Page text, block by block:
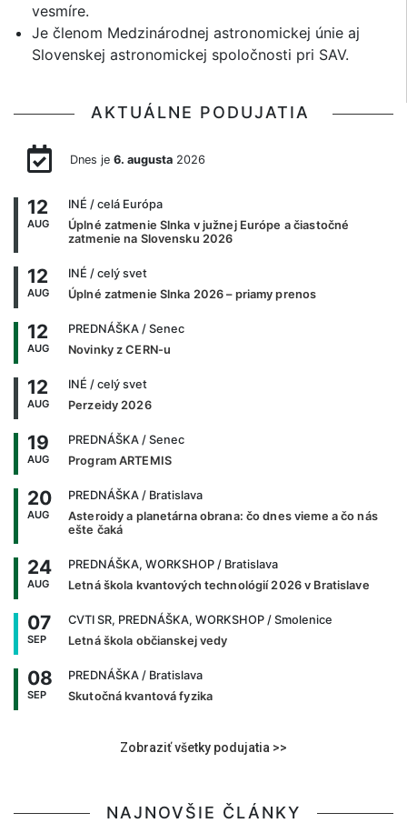
vesmíre.
Je členom Medzinárodnej astronomickej únie aj
Slovenskej astronomickej spoločnosti pri SAV.
AKTUÁLNE PODUJATIA
Dnes je 6. augusta2026
12
AUG
INÉ / celá Európa
Úplné zatmenie Slnka v južnej Európe a čiastočné
zatmenie na Slovensku 2026
12
AUG
INÉ / celý svet
Úplné zatmenie Slnka 2026 – priamy prenos
12
AUG
PREDNÁŠKA / Senec
Novinky z CERN-u
12
AUG
INÉ / celý svet
Perzeidy 2026
19
AUG
PREDNÁŠKA / Senec
Program ARTEMIS
20
AUG
PREDNÁŠKA / Bratislava
Asteroidy a planetárna obrana: čo dnes vieme a čo nás
ešte čaká
24
AUG
PREDNÁŠKA, WORKSHOP / Bratislava
Letná škola kvantových technológií 2026 v Bratislave
07
SEP
CVTI SR, PREDNÁŠKA, WORKSHOP / Smolenice
Letná škola občianskej vedy
08
SEP
PREDNÁŠKA / Bratislava
Skutočná kvantová fyzika
Zobraziť všetky podujatia >>
NAJNOVŠIE ČLÁNKY